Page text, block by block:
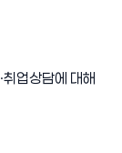
·취업상담에 대해